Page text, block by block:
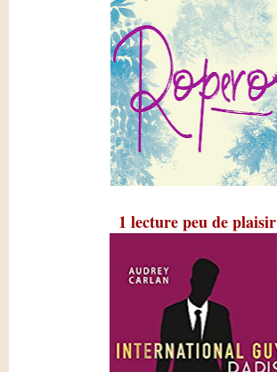
1 lecture peu de plaisir